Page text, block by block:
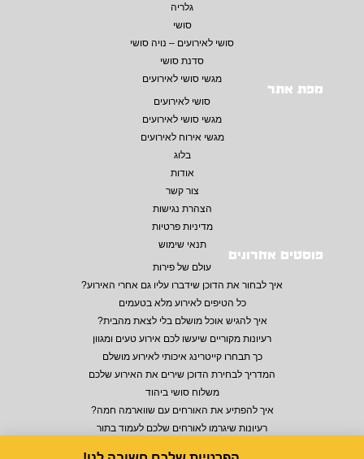
גלריה
סושי
סושי לאירועים – נויה סושי
סדנת סושי
מגשי סושי לאירועים
פוסטים אחרונים
עולם של פירות
איך לבחור את הדוכן שידברו עליו גם אחרי האירוע?
כל הטיפים לאירוע מלא בטעמים
איך להגיש אוכל מושלם בלי לצאת מהבית?
רעיונות מקוריים שיעשו לכם אירוע טעים ומגוון
כך תבחרו קייטרינג איכותי לאירוע מושלם
המדריך לבחירת הדוכן שירים את האירוע שלכם
משלוח סושי ביהוד
איך להפתיע את האורחים עם שווארמה חמה?
רעיונות שיגרמו לאורחים שלכם לעמוד בתור
מפת אתר
סושי לאירועים
מגשי סושי לאירועים
מגשי אירוח לאירועים
בלוג
אודות
צור קשר
הצהרת נגישות
מדיניות פרטיות
תנאי שימוש